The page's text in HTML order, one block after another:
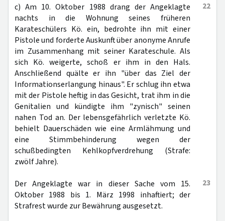
22
c) Am 10. Oktober 1988 drang der Angeklagte
nachts in die Wohnung seines früheren
Karateschülers Kö. ein, bedrohte ihn mit einer
Pistole und forderte Auskunft über anonyme Anrufe
im Zusammenhang mit seiner Karateschule. Als
sich Kö. weigerte, schoß er ihm in den Hals.
Anschließend quälte er ihn "über das Ziel der
Informationserlangung hinaus". Er schlug ihn etwa
mit der Pistole heftig in das Gesicht, trat ihm in die
Genitalien und kündigte ihm "zynisch" seinen
nahen Tod an. Der lebensgefährlich verletzte Kö.
behielt Dauerschäden wie eine Armlähmung und
eine Stimmbehinderung wegen der
schußbedingten Kehlkopfverdrehung (Strafe:
zwölf Jahre).
23
Der Angeklagte war in dieser Sache vom 15.
Oktober 1988 bis 1. März 1998 inhaftiert; der
Strafrest wurde zur Bewährung ausgesetzt.